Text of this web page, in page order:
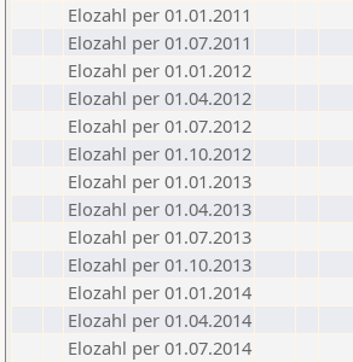
Elozahl per 01.01.2011
Elozahl per 01.07.2011
Elozahl per 01.01.2012
Elozahl per 01.04.2012
Elozahl per 01.07.2012
Elozahl per 01.10.2012
Elozahl per 01.01.2013
Elozahl per 01.04.2013
Elozahl per 01.07.2013
Elozahl per 01.10.2013
Elozahl per 01.01.2014
Elozahl per 01.04.2014
Elozahl per 01.07.2014